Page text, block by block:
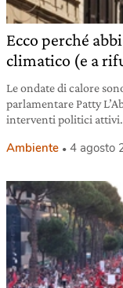
Ecco perché
climatico (e a
Le ondate di calore
parlamentare Patty
interventi politici attivi.
Ambiente 4 agosto